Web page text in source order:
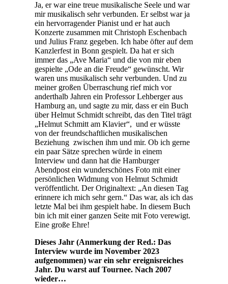
Ja, er war eine treue musikalische Seele und war
mir musikalisch sehr verbunden. Er selbst war ja
ein hervorragender Pianist und er hat auch
Konzerte zusammen mit Christoph Eschenbach
und Julius Franz gegeben. Ich habe öfter auf dem
Kanzlerfest in Bonn gespielt. Da hat er sich
immer das „Ave Maria“ und die von mir eben
gespielte „Ode an die Freude“ gewünscht. Wir
waren uns musikalisch sehr verbunden. Und zu
meiner großen Überraschung rief mich vor
anderthalb Jahren ein Professor Lehberger aus
Hamburg an, und sagte zu mir, dass er ein Buch
über Helmut Schmidt schreibt, das den Titel trägt
„Helmut Schmitt am Klavier“, und er wüsste
von der freundschaftlichen musikalischen
Beziehung zwischen ihm und mir. Ob ich gerne
ein paar Sätze sprechen würde in einem
Interview und dann hat die Hamburger
Abendpost ein wunderschönes Foto mit einer
persönlichen Widmung von Helmut Schmidt
veröffentlicht. Der Originaltext: „An diesen Tag
erinnere ich mich sehr gern.“ Das war, als ich das
letzte Mal bei ihm gespielt habe. In diesem Buch
bin ich mit einer ganzen Seite mit Foto verewigt.
Eine große Ehre!
Dieses Jahr (Anmerkung der Red.: Das
Interview wurde im November 2023
aufgenommen) war ein sehr ereignisreiches
Jahr. Du warst auf Tournee. Nach 2007
wieder…